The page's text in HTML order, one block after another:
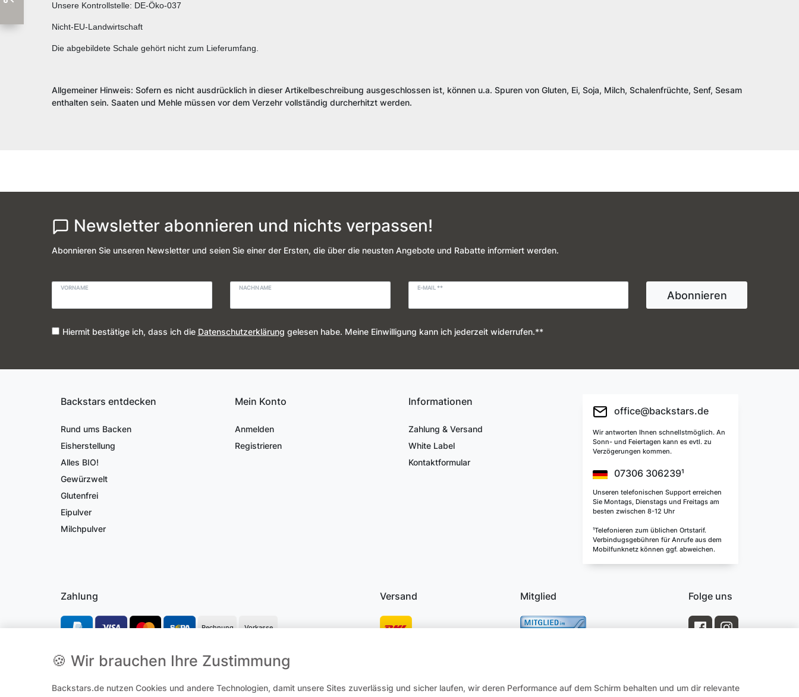
Unsere Kontrollstelle: DE-Öko-037
Nicht-EU-Landwirtschaft
Die abgebildete Schale gehört nicht zum Lieferumfang.
Allgemeiner Hinweis: Sofern es nicht ausdrücklich in dieser Artikelbeschreibung ausgeschlossen ist, können u.a. Spuren von Gluten, Ei, Soja, Milch, Schalenfrüchte, Senf, Sesam
enthalten sein. Saaten und Mehle müssen vor dem Verzehr vollständig durcherhitzt werden.
Newsletter abonnieren und nichts verpassen!
Abonnieren Sie unseren Newsletter und seien Sie einer der Ersten, die über die neusten Angebote und Rabatte informiert werden.
VORNAME NACHNAME E-MAIL **
Abonnieren
Hiermit bestätige ich, dass ich die Daten­schutz­erklärung gelesen habe. Meine Einwilligung kann ich jederzeit widerrufen.**
Backstars entdecken
Rund ums Backen
Eisherstellung
Alles BIO!
Gewürzwelt
Glutenfrei
Eipulver
Milchpulver
Mein Konto
Anmelden
Registrieren
Informationen
Zahlung & Versand
White Label
Kontaktformular
office@backstars.de
Wir antworten Ihnen schnellstmöglich. An
Sonn- und Feiertagen kann es evtl. zu
Verzögerungen kommen.
07306 306239¹
Unseren telefonischen Support erreichen
Sie Montags, Dienstags und Freitags am
besten zwischen 8-12 Uhr
¹Telefonieren zum üblichen Ortstarif.
Verbindugsgebühren für Anrufe aus dem
Mobilfunknetz können ggf. abweichen.
Zahlung
Rechnung Vorkasse
Versand Mitglied Folge uns
**Hierbei handelt es sich um ein Pflichtfeld
🍪 Wir brauchen Ihre Zustimmung
Backstars.de nutzen Cookies und andere Technologien, damit unsere Sites zuverlässig und sicher laufen, wir deren Performance auf dem Schirm behalten und um dir relevante